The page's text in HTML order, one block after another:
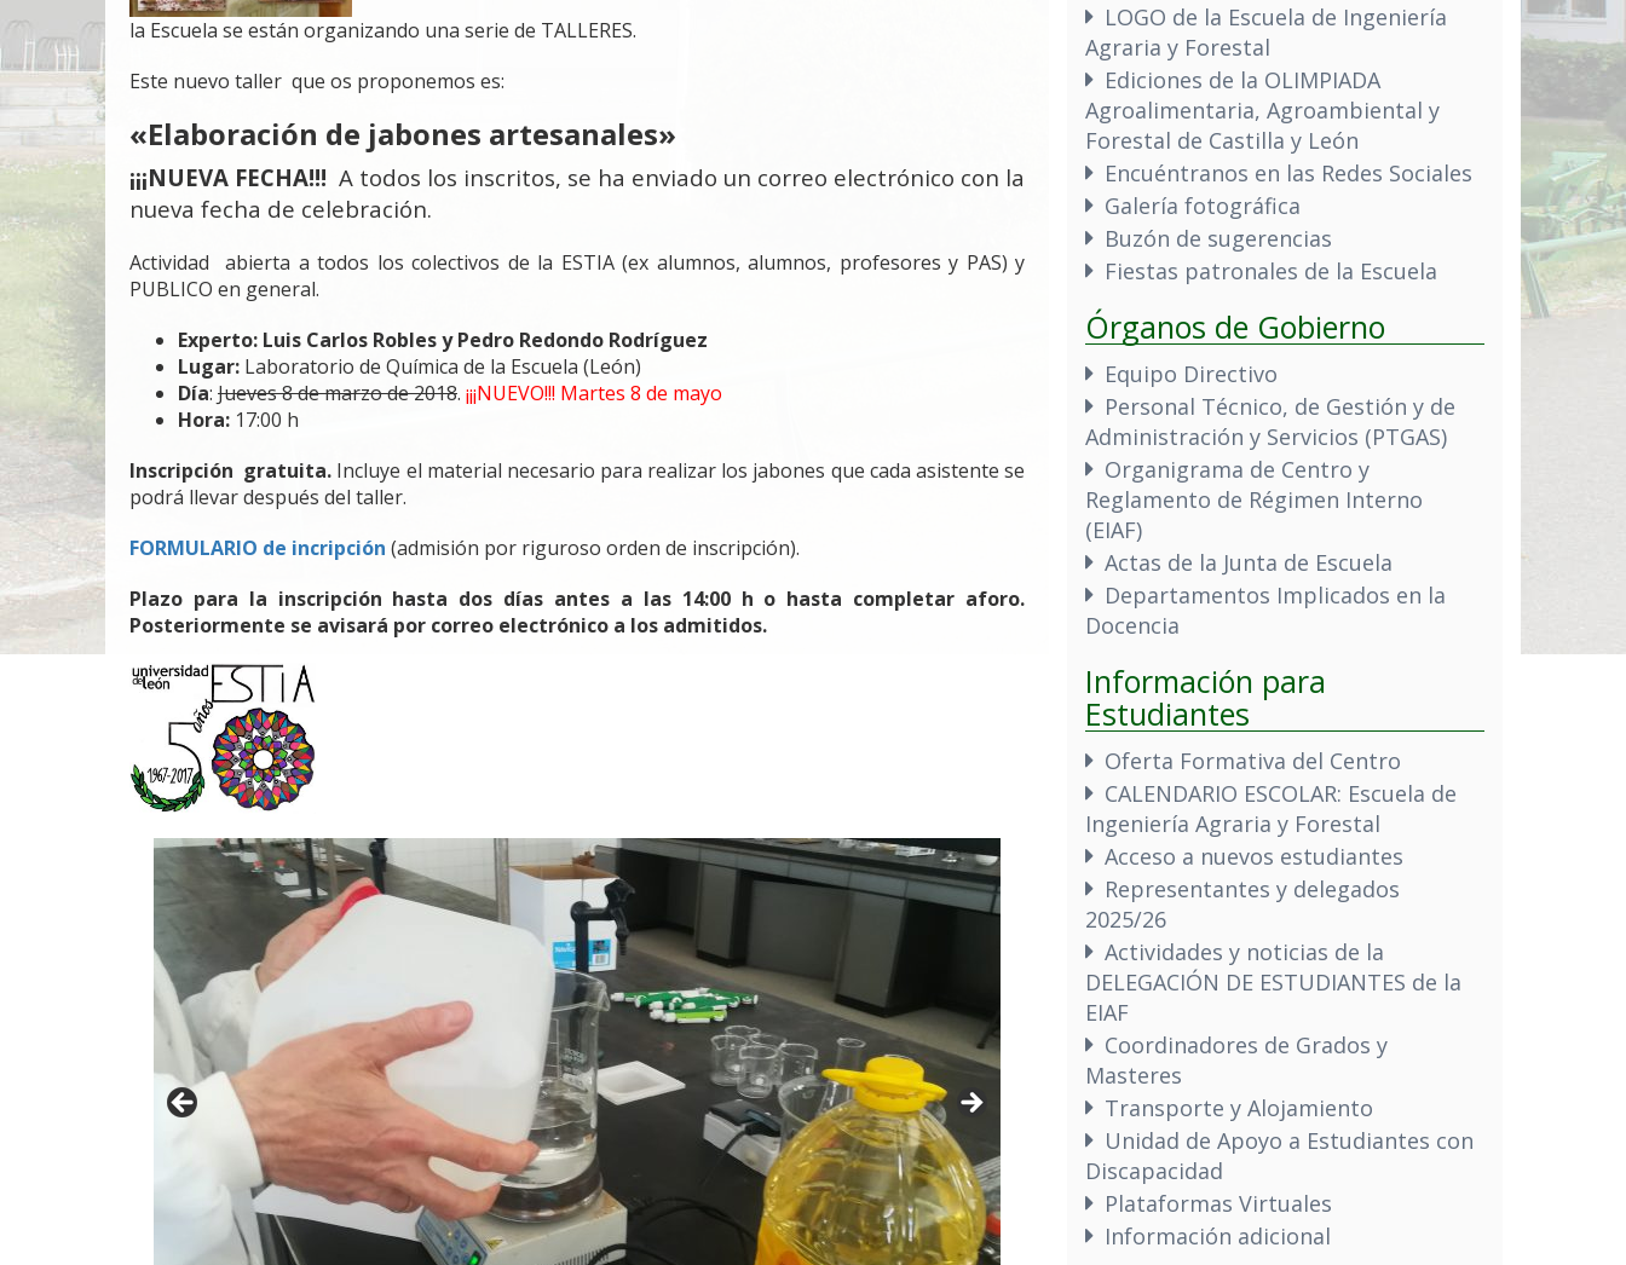
la Escuela se están organizando una serie de TALLERES.
Este nuevo taller que os proponemos es:
«Elaboración de jabones artesanales»
¡¡¡NUEVA FECHA!!! A todos los inscritos, se ha enviado un correo electrónico con la
nueva fecha de celebración.
Actividad abierta a todos los colectivos de la ESTIA (ex alumnos, alumnos, profesores y PAS) y
PUBLICO en general.
Experto: Luis Carlos Robles y Pedro Redondo Rodríguez
Lugar: Laboratorio de Química de la Escuela (León)
Día: Jueves 8 de marzo de 2018. ¡¡¡NUEVO!!! Martes 8 de mayo
Hora: 17:00 h
Inscripción gratuita. Incluye el material necesario para realizar los jabones que cada asistente se
podrá llevar después del taller.
FORMULARIO de incripción (admisión por riguroso orden de inscripción).
Plazo para la inscripción hasta dos días antes a las 14:00 h o hasta completar aforo.
Posteriormente se avisará por correo electrónico a los admitidos.
LOGO de la Escuela de Ingeniería
Agraria y Forestal
Ediciones de la OLIMPIADA
Agroalimentaria, Agroambiental y
Forestal de Castilla y León
Encuéntranos en las Redes Sociales
Galería fotográfica
Buzón de sugerencias
Fiestas patronales de la Escuela
Órganos de Gobierno
Equipo Directivo
Personal Técnico, de Gestión y de
Administración y Servicios (PTGAS)
Organigrama de Centro y
Reglamento de Régimen Interno
(EIAF)
Actas de la Junta de Escuela
Departamentos Implicados en la
Docencia
Información para
Estudiantes
Oferta Formativa del Centro
CALENDARIO ESCOLAR: Escuela de
Ingeniería Agraria y Forestal
Acceso a nuevos estudiantes
Representantes y delegados
2025/26
Actividades y noticias de la
DELEGACIÓN DE ESTUDIANTES de la
EIAF
Coordinadores de Grados y
Masteres
Transporte y Alojamiento
Unidad de Apoyo a Estudiantes con
Discapacidad
Plataformas Virtuales
Información adicional